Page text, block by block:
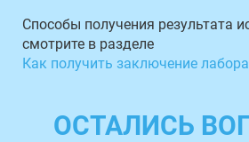
Способы получения результата
смотрите в разделе
Как получить заключение
ОСТАЛИСЬ